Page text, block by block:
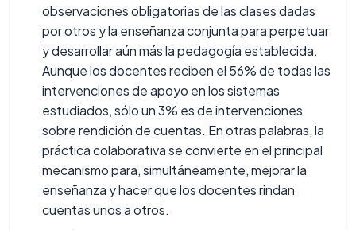
observaciones obligatorias de las clases dadas
por otros y la enseñanza conjunta para perpetuar
y desarrollar aún más la pedagogía establecida.
Aunque los docentes reciben el 56% de todas las
intervenciones de apoyo en los sistemas
estudiados, sólo un 3% es de intervenciones
sobre rendición de cuentas. En otras palabras, la
práctica colaborativa se convierte en el principal
mecanismo para, simultáneamente, mejorar la
enseñanza y hacer que los docentes rindan
cuentas unos a otros.